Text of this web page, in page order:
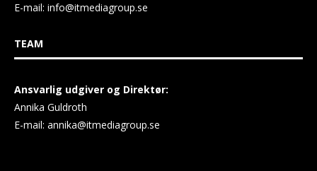
E-mail: info@itmediagroup.se
TEAM
Ansvarlig udgiver og Direktør:
Annika Guldroth
E-mail: annika@itmediagroup.se